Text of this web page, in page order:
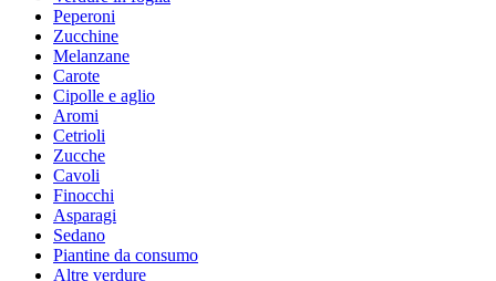
Peperoni
Zucchine
Melanzane
Carote
Cipolle e aglio
Aromi
Cetrioli
Zucche
Cavoli
Finocchi
Asparagi
Sedano
Piantine da consumo
Altre verdure